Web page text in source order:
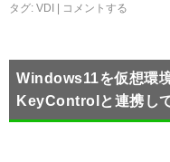
タグ: VDI コメントする
Windows11を仮想環
KeyControlと連携し